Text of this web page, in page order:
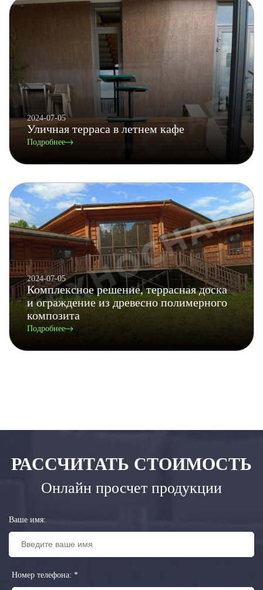
2024-07-05
Уличная терраса в летнем кафе
Подробнее
2024-07-05
Комплексное решение, террасная доска
и ограждение из древесно полимерного
композита
Подробнее
РАССЧИТАТЬ СТОИМОСТЬ
Онлайн просчет продукции
Ваше имя:
Номер телефона: *